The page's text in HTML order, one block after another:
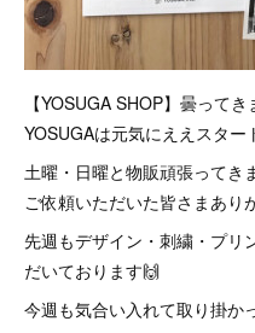
【YOSUGA SHOP】曇って
YOSUGAは元気にええスター
土曜・日曜と物販頑張ってき
ご依頼いただいた皆さまあり
先週もデザイン・刺繍・プリ
だいております🙌
今週も気合い入れて取り掛か